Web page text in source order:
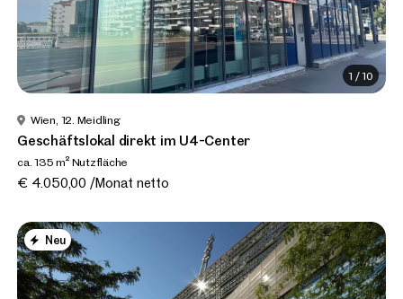
1 /10
Wien, 12. Meidling
Geschäftslokal direkt im U4-Center
ca. 135 m² Nutzfläche
€ 4.050,00 /Monat netto
Neu